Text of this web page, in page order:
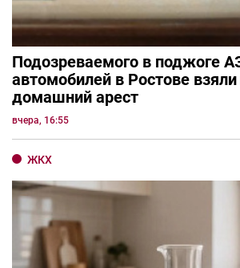
Подозреваемого в поджоге
автомобилей в Ростове
домашний арест
вчера, 16:55
ЖКХ